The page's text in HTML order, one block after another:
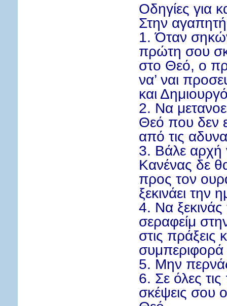
Οδηγίες για
Στην
1. Όταν
πρώτη σου
στο Θεό, ο
να’ ναι
και
2. Να
Θεό που δεν
από τις
3. Βάλε αρχή
Κανένας δε
προς τον
ξεκινάει την
4. Να
σεραφείμ
στις πράξεις
5. Μην
6. Σε όλες τις
σκέψεις σου